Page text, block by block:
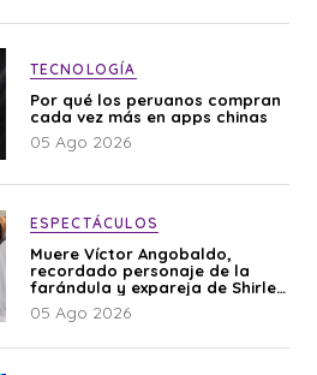
TECNOLOGÍA
Por qué los peruanos compran
cada vez más en apps chinas
05 Ago 2026
ESPECTÁCULOS
Muere Víctor Angobaldo,
recordado personaje de la
farándula y expareja de Shirley
Cherres
05 Ago 2026